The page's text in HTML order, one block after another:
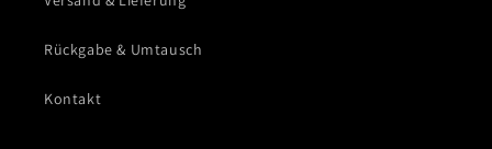
Rückgabe & Umtausch
Kontakt